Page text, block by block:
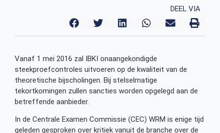
DEEL VIA
Vanaf 1 mei 2016 zal IBKI onaangekondigde
steekproefcontroles uitvoeren op de kwaliteit van de
theoretische bijscholingen. Bij stelselmatige
tekortkomingen zullen sancties worden opgelegd aan de
betreffende aanbieder.
In de Centrale Examen Commissie (CEC) WRM is enige tijd
geleden gesproken over kritiek vanuit de branche over de